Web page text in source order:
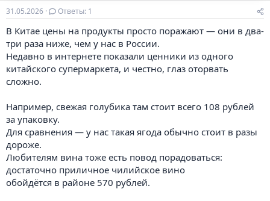
е
м
ы
ч
а
л
а
31.05.2026 Ответы: 1
В Китае цены на продукты просто поражают — они в два-
три раза ниже, чем у нас в России.
Недавно в интернете показали ценники из одного
китайского супермаркета, и честно, глаз оторвать
сложно.
Например, свежая голубика там стоит всего 108 рублей
за упаковку.
Для сравнения — у нас такая ягода обычно стоит в разы
дороже.
Любителям вина тоже есть повод порадоваться:
достаточно приличное чилийское вино
обойдётся в районе 570 рублей.